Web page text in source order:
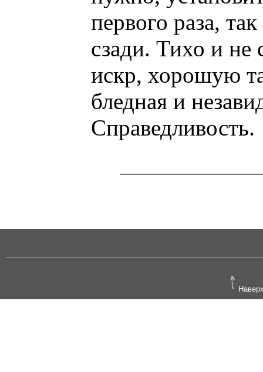
первого раза,
сзади. Тихо и не
искр, хорошую
бледная и
Справедливость.